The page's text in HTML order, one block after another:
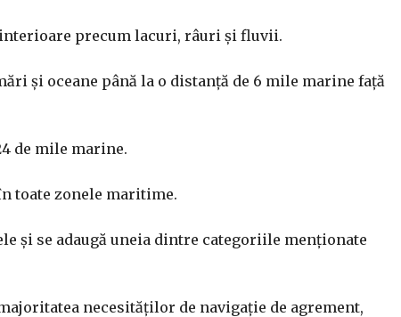
precum lacuri, râuri și fluvii.​
și oceane până la o distanță de 6 mile marine față
de mile marine.​
toate zonele maritime.​
și se adaugă uneia dintre categoriile menționate
necesităților de navigație de agrement,